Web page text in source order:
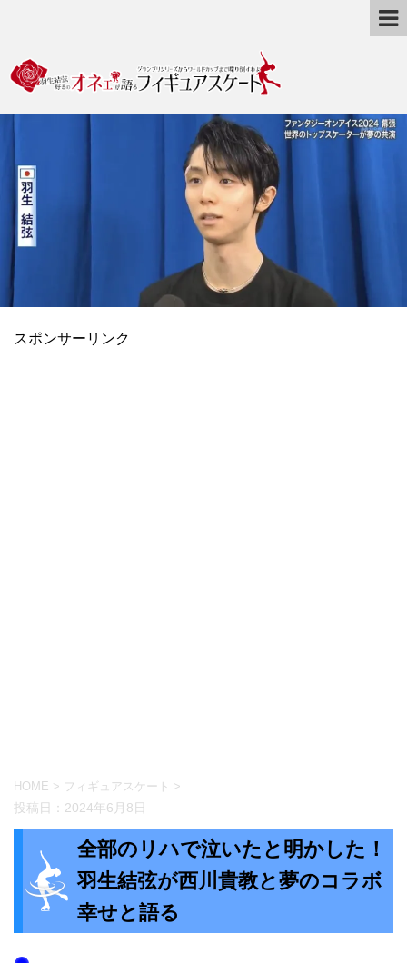
スポンサーリンク
HOME > フィギュアスケート >
投稿日： 2024年6月8日
全部のリハで泣いたと明かした！
羽生結弦が西川貴教と夢のコラボ
幸せと語る